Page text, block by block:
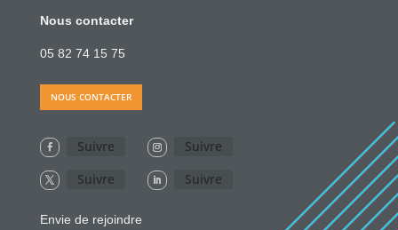
Nous contacter
05 82 74 15 75
NOUS CONTACTER
Suivre
Suivre
Suivre
Suivre
Envie de rejoindre